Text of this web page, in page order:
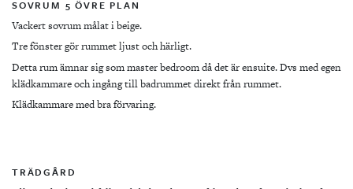
SOVRUM 5 ÖVRE PLAN
Vackert sovrum målat i beige.
Tre fönster gör rummet ljust och härligt.
Detta rum ämnar sig som master bedroom då det är ensuite. Dvs med egen
klädkammare och ingång till badrummet direkt från rummet.
Klädkammare med bra förvaring.
TRÄDGÅRD